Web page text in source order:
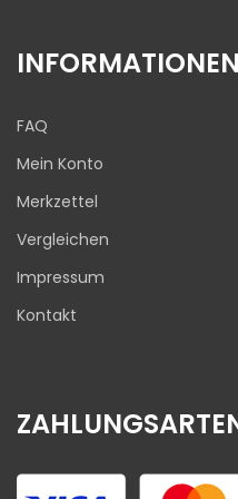
INFORMATIONEN
FAQ
Mein Konto
Merkzettel
Vergleichen
Impressum
Kontakt